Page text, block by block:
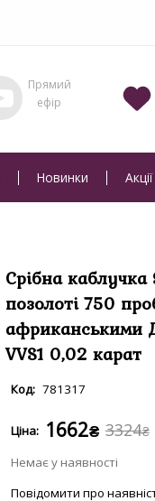
Новинки Акції
Срібна
позолоті 750
африканськими
VVS1 0,02 карат
781317
3324₴
1662₴